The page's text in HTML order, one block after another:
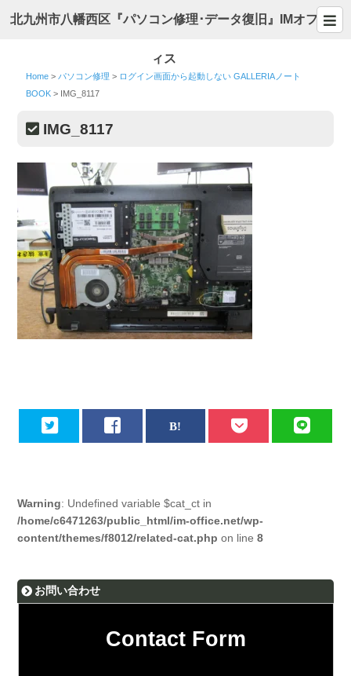
北九州市八幡西区『パソコン修理･データ復旧』IMオフ
ィス
Home > パソコン修理 > ログイン画面から起動しない GALLERIAノート
BOOK > IMG_8117
IMG_8117
Warning: Undefined variable $cat_ct in
/home/c6471263/public_html/im-office.net/wp-
content/themes/f8012/related-cat.php on line8
お問い合わせ
Contact Form